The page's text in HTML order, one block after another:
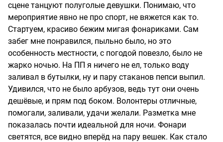
сцене танцуют полуголые девушки. Понимаю, что
мероприятие явно не про спорт, не вяжется как то.
Стартуем, красиво бежим мигая фонариками. Сам
забег мне понравился, пыльно было, но это
особенность местности, с погодой повезло, было не
жарко ночью. На ПП я ничего не ел, только воду
заливал в бутылки, ну и пару стаканов пепси выпил.
Удивился, что не было арбузов, ведь тут они очень
дешёвые, и прям под боком. Волонтеры отличные,
помогали, заливали, удачи желали. Разметка мне
показалась почти идеальной для ночи. Фонари
светятся, все видно вперёд на пару вешек. Как стало